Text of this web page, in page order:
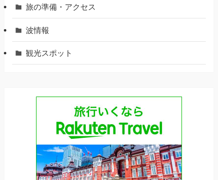
旅の準備・アクセス
波情報
観光スポット